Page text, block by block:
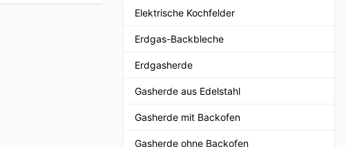
Elektrische Kochfelder
Erdgas-Backbleche
Erdgasherde
Gasherde aus Edelstahl
Gasherde mit Backofen
Gasherde ohne Backofen